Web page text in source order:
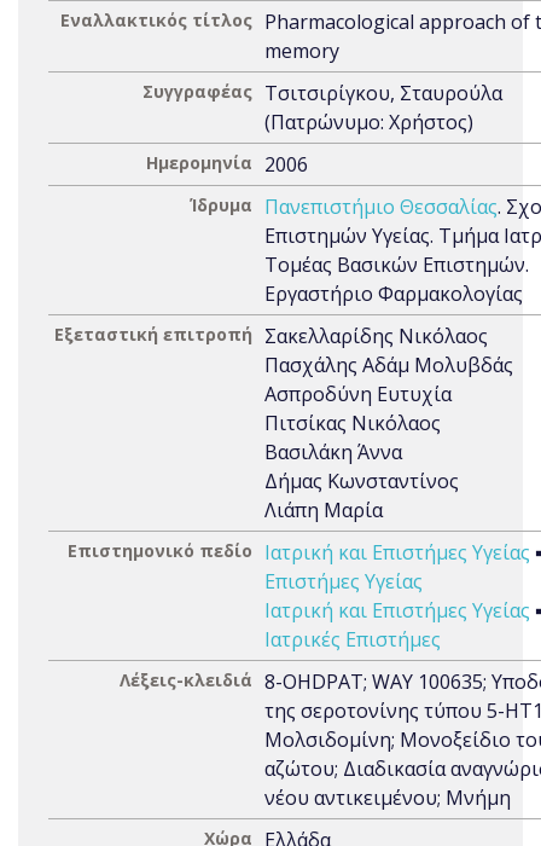
Εναλλακτικός τίτλος Pharmacological approach of
memory
Συγγραφέας Τσιτσιρίγκου, Σταυρούλα
(Πατρώνυμο: Χρήστος)
Ημερομηνία 2006
Ίδρυμα Πανεπιστήμιο Θεσσαλίας.
Επιστημών Υγείας. Τμήμα
Τομέας Βασικών Επιστημών.
Εργαστήριο Φαρμακολογίας
Εξεταστική επιτροπή
Σακελλαρίδης Νικόλαος
Πασχάλης Αδάμ Μολυβδάς
Ασπροδύνη Ευτυχία
Πιτσίκας Νικόλαος
Βασιλάκη Άννα
Δήμας Κωνσταντίνος
Λιάπη Μαρία
Επιστημονικό πεδίο Ιατρική και Επιστήμες Υγείας
Επιστήμες Υγείας
Ιατρική και Επιστήμες Υγείας
Ιατρικές Επιστήμες
Λέξεις-κλειδιά 8-OHDPAT; WAY 100635;
της σεροτονίνης τύπου 5-
Μολσιδομίνη; Μονοξείδιο
αζώτου; Διαδικασία
νέου αντικειμένου; Μνήμη
Χώρα Ελλάδα